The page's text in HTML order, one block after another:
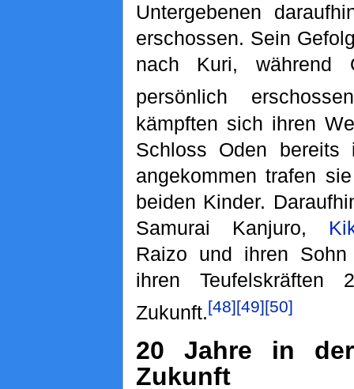
Untergebenen
erschossen. Sein
nach Kuri, während
persönlich
kämpften sich ihren
Schloss Oden bereits
angekommen trafen
beiden Kinder.
Samurai Kanjuro,
Raizo und ihren
ihren
Zukunft.[48][49][50]
20 Jahre in der
Zukunft